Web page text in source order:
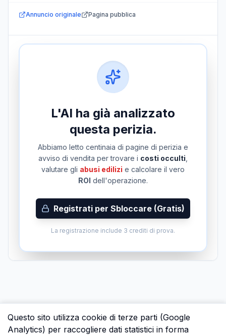
Annuncio originale Pagina pubblica
L'AI ha già analizzato
questa perizia.
Abbiamo letto centinaia di pagine di perizia e
avviso di vendita per trovare i costi occulti
valutare gli abusi edilizi e calcolare il vero
ROI dell'operazione.
Registrati per Sbloccare (Gratis)
La registrazione include 3 crediti di prova.
Questo sito utilizza cookie di terze parti (Google
Analytics) per raccogliere dati statistici in forma